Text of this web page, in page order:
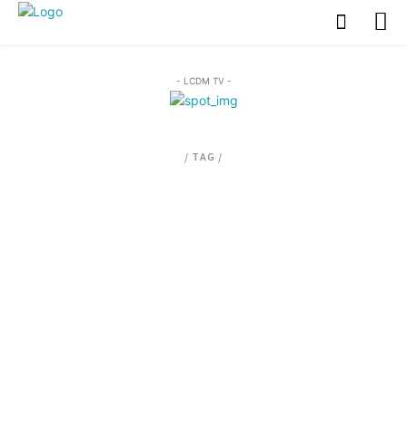
- LCDM TV -
/ TAG /